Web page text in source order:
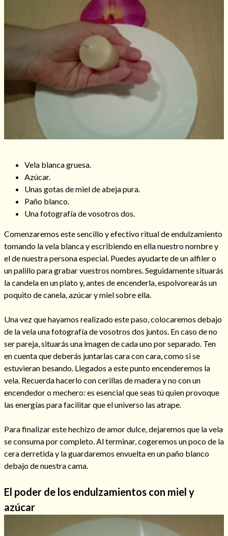
Consulta de tarot online
Tu consulta al tarot
Alejamiento(208)
Amarres(145)
Cómo recuperar a mi ex(190)
Endulzamiento(112)
Hechizo de amor(593)
Infidelidad(104)
Oraciones (3)
Rituales(72)
Tarot online(372)
¿Qué es el tarot?
Vela blanca gruesa.
Azúcar.
Unas gotas de miel de abeja pura.
Paño blanco.
Una fotografía de vosotros dos.
Comenzaremos este sencillo y efectivo ritual de endulzamiento
tomando la vela blanca y escribiendo en ella nuestro nombre y
el de nuestra persona especial. Puedes ayudarte de un alfiler o
un palillo para grabar vuestros nombres. Seguidamente situarás
la candela en un plato y, antes de encenderla, espolvorearás un
poquito de canela, azúcar y miel sobre ella.
Una vez que hayamos realizado este paso, colocaremos debajo
de la vela una fotografía de vosotros dos juntos. En caso de no
ser pareja, situarás una imagen de cada uno por separado. Ten
en cuenta que deberás juntarlas cara con cara, como si se
estuvieran besando. Llegados a este punto encenderemos la
vela. Recuerda hacerlo con cerillas de madera y no con un
encendedor o mechero: es esencial que seas tú quien provoque
las energías para facilitar que el universo las atrape.
Para finalizar este hechizo de amor dulce, dejaremos que la vela
se consuma por completo. Al terminar, cogeremos un poco de la
cera derretida y la guardaremos envuelta en un paño blanco
debajo de nuestra cama.
El poder de los endulzamientos con miel y
azúcar